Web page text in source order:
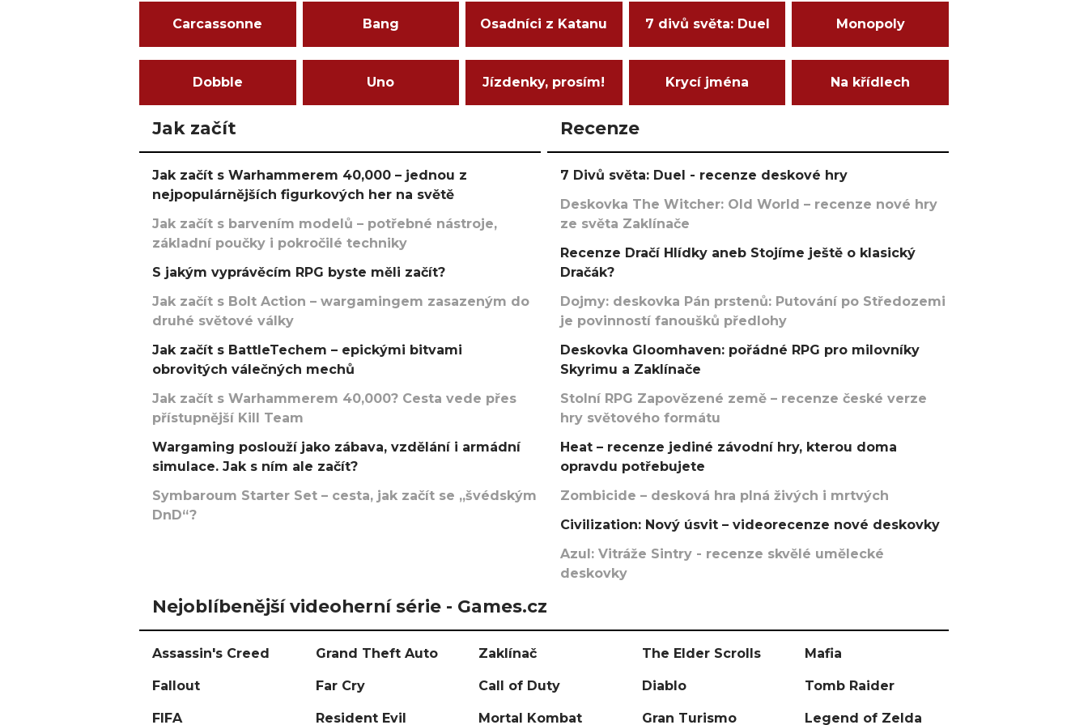
Carcassonne Bang Osadníci z Katanu 7 divů světa: Duel Monopoly
Dobble Uno Jízdenky, prosím! Krycí jména Na křídlech
Jak začít
Jak začít s Warhammerem 40,000 – jednou z
nejpopulárnějších figurkových her na světě
Jak začít s barvením modelů – potřebné nástroje,
základní poučky i pokročilé techniky
S jakým vyprávěcím RPG byste měli začít?
Jak začít s Bolt Action – wargamingem zasazeným do
druhé světové války
Jak začít s BattleTechem – epickými bitvami
obrovitých válečných mechů
Jak začít s Warhammerem 40,000? Cesta vede přes
přístupnější Kill Team
Wargaming poslouží jako zábava, vzdělání i armádní
simulace. Jak s ním ale začít?
Symbaroum Starter Set – cesta, jak začít se „švédským
DnD“?
Recenze
7 Divů světa: Duel - recenze deskové hry
Deskovka The Witcher: Old World – recenze nové hry
ze světa Zaklínače
Recenze Dračí Hlídky aneb Stojíme ještě o klasický
Dračák?
Dojmy: deskovka Pán prstenů: Putování po Středozemi
je povinností fanoušků předlohy
Deskovka Gloomhaven: pořádné RPG pro milovníky
Skyrimu a Zaklínače
Stolní RPG Zapovězené země – recenze české verze
hry světového formátu
Heat – recenze jediné závodní hry, kterou doma
opravdu potřebujete
Zombicide – desková hra plná živých i mrtvých
Civilization: Nový úsvit – videorecenze nové deskovky
Azul: Vitráže Sintry - recenze skvělé umělecké
deskovky
Nejoblíbenější videoherní série - Games.cz
Assassin's Creed Grand Theft Auto Zaklínač The Elder Scrolls Mafia
Fallout Far Cry Call of Duty Diablo Tomb Raider
FIFA Resident Evil Mortal Kombat Gran Turismo Legend of Zelda